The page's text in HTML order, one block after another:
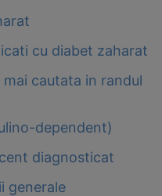
cu diabet zaharat
cautata in randul
dependent)
diagnosticat
generale